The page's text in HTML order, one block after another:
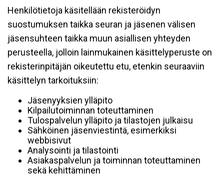
Henkilötietoja käsitellään rekisteröidyn
suostumuksen taikka seuran ja jäsenen välisen
jäsensuhteen taikka muun asiallisen yhteyden
perusteella, jolloin lainmukainen käsittelyperuste on
rekisterinpitäjän oikeutettu etu, etenkin seuraaviin
käsittelyn tarkoituksiin:
Jäsenyyksien ylläpito
Kilpailutoiminnan toteuttaminen
Tulospalvelun ylläpito ja tilastojen julkaisu
Sähköinen jäsenviestintä, esimerkiksi
webbisivut
Analysointi ja tilastointi
Asiakaspalvelun ja toiminnan toteuttaminen
sekä kehittäminen